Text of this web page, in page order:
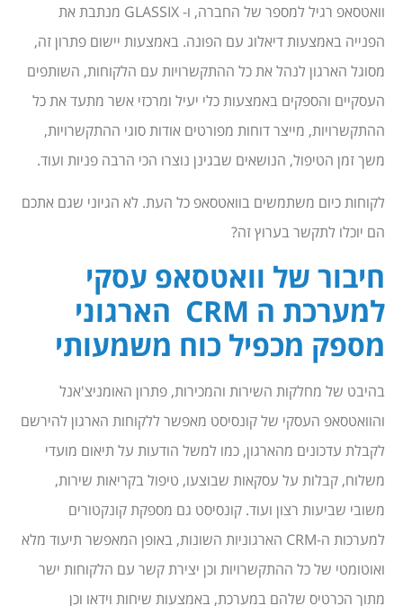
וואטסאפ רגיל למספר של החברה, ו- GLASSIX מנתבת את
הפנייה באמצעות דיאלוג עם הפונה. באמצעות יישום פתרון זה,
מסוגל הארגון לנהל את כל ההתקשרויות עם הלקוחות, השותפים
העסקיים והספקים באמצעות כלי יעיל ומרכזי אשר מתעד את כל
ההתקשרויות, מייצר דוחות מפורטים אודות סוגי ההתקשרויות,
משך זמן הטיפול, הנושאים שבגינן נוצרו הכי הרבה פניות ועוד.
לקוחות כיום משתמשים בוואטסאפ כל העת. לא הגיוני שגם אתכם
הם יוכלו לתקשר בערוץ זה?
חיבור של וואטסאפ עסקי
למערכת ה CRM הארגוני
מספק מכפיל כוח משמעותי
בהיבט של מחלקות השירות והמכירות, פתרון האומניצ'אנל
והוואטסאפ העסקי של קונסיסט מאפשר ללקוחות הארגון להירשם
לקבלת עדכונים מהארגון, כמו למשל הודעות על תיאום מועדי
משלוח, קבלות על עסקאות שבוצעו, טיפול בקריאות שירות,
משובי שביעות רצון ועוד. קונסיסט גם מספקת קונקטורים
למערכות ה-CRM הארגוניות השונות, באופן המאפשר תיעוד מלא
ואוטומטי של כל ההתקשרויות וכן יצירת קשר עם הלקוחות ישר
מתוך הכרטיס שלהם במערכת, באמצעות שיחות וידאו וכן